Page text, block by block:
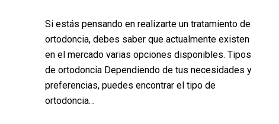
Si estás pensando en realizarte un tratamiento de
ortodoncia, debes saber que actualmente existen
en el mercado varias opciones disponibles. Tipos
de ortodoncia Dependiendo de tus necesidades y
preferencias, puedes encontrar el tipo de
ortodoncia…